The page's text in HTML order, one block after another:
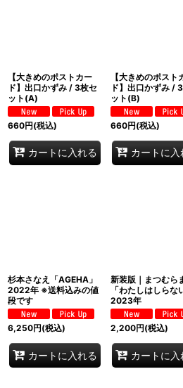
【大きめのポストカー
ド】出口かずみ / 3枚セ
ット(A)
660円(税込)
カートに入れる
【大きめのポスト
ド】出口かずみ /
ット(B)
660円(税込)
カートに入
杉本さなえ「AGEHA」
2022年 ※送料込みの値
段です
6,250円(税込)
カートに入れる
新装版｜まつむら
「わたしはしらな
2023年
2,200円(税込)
カートに入